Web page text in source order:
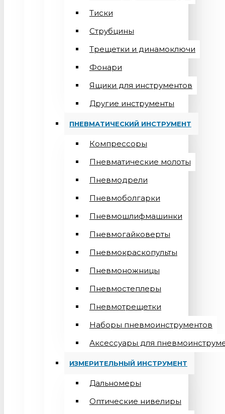
Тиски
Струбцины
Трещетки и динамоключи
Фонари
Ящики для инструментов
Другие инструменты
ПНЕВМАТИЧЕСКИЙ ИНСТРУМЕНТ
Компрессоры
Пневматические молоты
Пневмодрели
Пневмоболгарки
Пневмошлифмашинки
Пневмогайковерты
Пневмокраскопульты
Пневмоножницы
Пневмостеплеры
Пневмотрещетки
Наборы пневмоинструментов
Аксессуары для
ИЗМЕРИТЕЛЬНЫЙ ИНСТРУМЕНТ
Дальномеры
Оптические нивелиры